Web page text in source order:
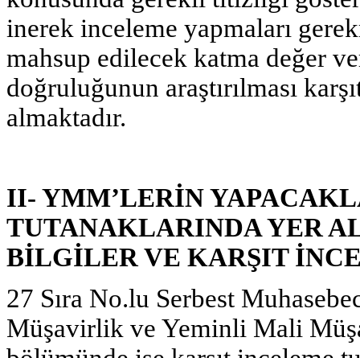
inerek inceleme yapmaları
mahsup edilecek katma değer
doğruluğunun araştırılması
almaktadır.
II- YMM’LERİN
TUTANAKLARINDA YER
BİLGİLER VE KARŞIT
27 Sıra No.lu Serbest
Müşavirlik ve Yeminli Mali